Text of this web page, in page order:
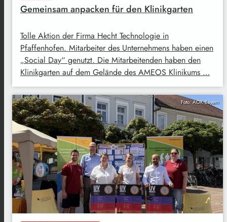
Gemeinsam anpacken für den Klinikgarten
Tolle Aktion der Firma Hecht Technologie in
Pfaffenhofen. Mitarbeiter des Unternehmens haben einen
„Social Day“ genutzt. Die Mitarbeitenden haben den
Klinikgarten auf dem Gelände des AMEOS Klinikums …
Foto: AOK Bayern